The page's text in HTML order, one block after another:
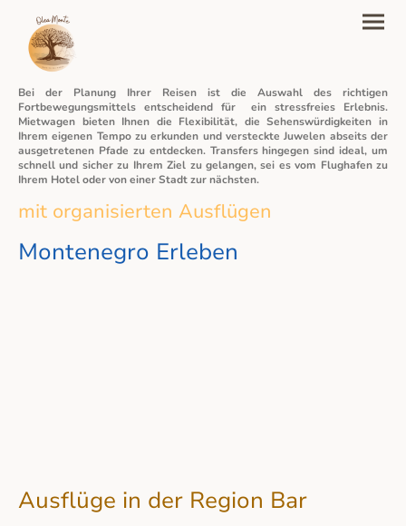
Bei der Planung Ihrer Reisen ist die Auswahl des richtigen
Fortbewegungsmittels entscheidend für ein stressfreies Erlebnis.
Mietwagen bieten Ihnen die Flexibilität, die Sehenswürdigkeiten in
Ihrem eigenen Tempo zu erkunden und versteckte Juwelen abseits der
ausgetretenen Pfade zu entdecken. Transfers hingegen sind ideal, um
schnell und sicher zu Ihrem Ziel zu gelangen, sei es vom Flughafen zu
Ihrem Hotel oder von einer Stadt zur nächsten.
mit organisierten Ausflügen
Montenegro Erleben
Ausflüge in der Region Bar